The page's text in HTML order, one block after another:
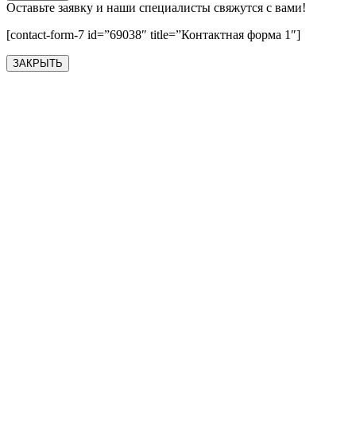
Оставьте заявку и наши специалисты свяжутся с вами!
[contact-form-7 id=”69038″ title=”Контактная форма 1″]
ЗАКРЫТЬ